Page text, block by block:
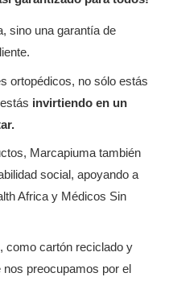
sino una garantía de
ortopédicos, no sólo estás
invirtiendo en un
Marcapiuma también
social, apoyando a
Africa y Médicos Sin
, como cartón reciclado y
preocupamos por el